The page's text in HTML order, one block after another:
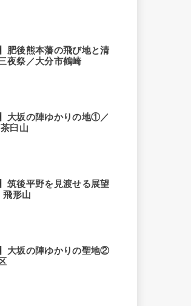
肥後熊本藩の飛び地と清
夜祭／大分市鶴崎
大坂の陣ゆかりの地①／
臼山
筑後平野を見渡せる展望
飛形山
】大坂の陣ゆかりの聖地②